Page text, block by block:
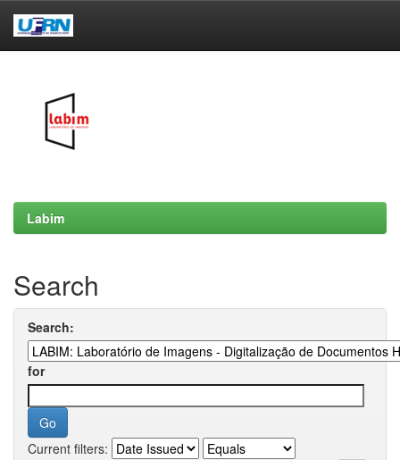
Labim
Search
Search:
for
Current filters: